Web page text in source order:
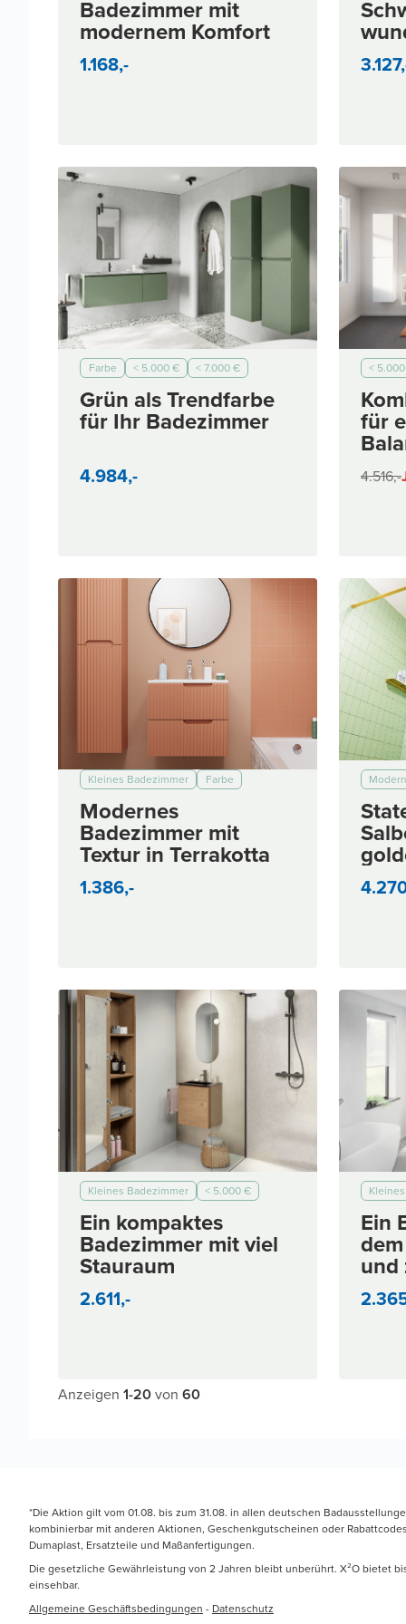
Badezimmer mit
modernem Komfort
1.168,-
Farbe < 5.000 €
< 7.000 €
< 10.000 €
Grün als Trendfarbe
für Ihr Badezimmer
4.984,-
<
für
4.516,-
Kleines Badezimmer
Farbe
< 10.000 €
< 3.000 €
Modernes
Badezimmer mit
Textur in Terrakotta
1.386,-
Modern
Kleines Badezimmer
< 5.000 €
< 7.000 €
Ein kompaktes
Badezimmer mit viel
Stauraum
2.611,-
< 5.000 €
<
Ein
und
Anzeigen 1-20von 60
*Die Aktion gilt vom 01.08. bis zum 31.08. in allen deutschen
kombinierbar mit anderen Aktionen, Geschenkgutscheinen oder
Dumaplast, Ersatzteile und Maßanfertigungen.
Die gesetzliche Gewährleistung von 2 Jahren bleibt unberührt. X²O bietet
einsehbar.
Allgemeine Geschäftsbedingungen - Datenschutz